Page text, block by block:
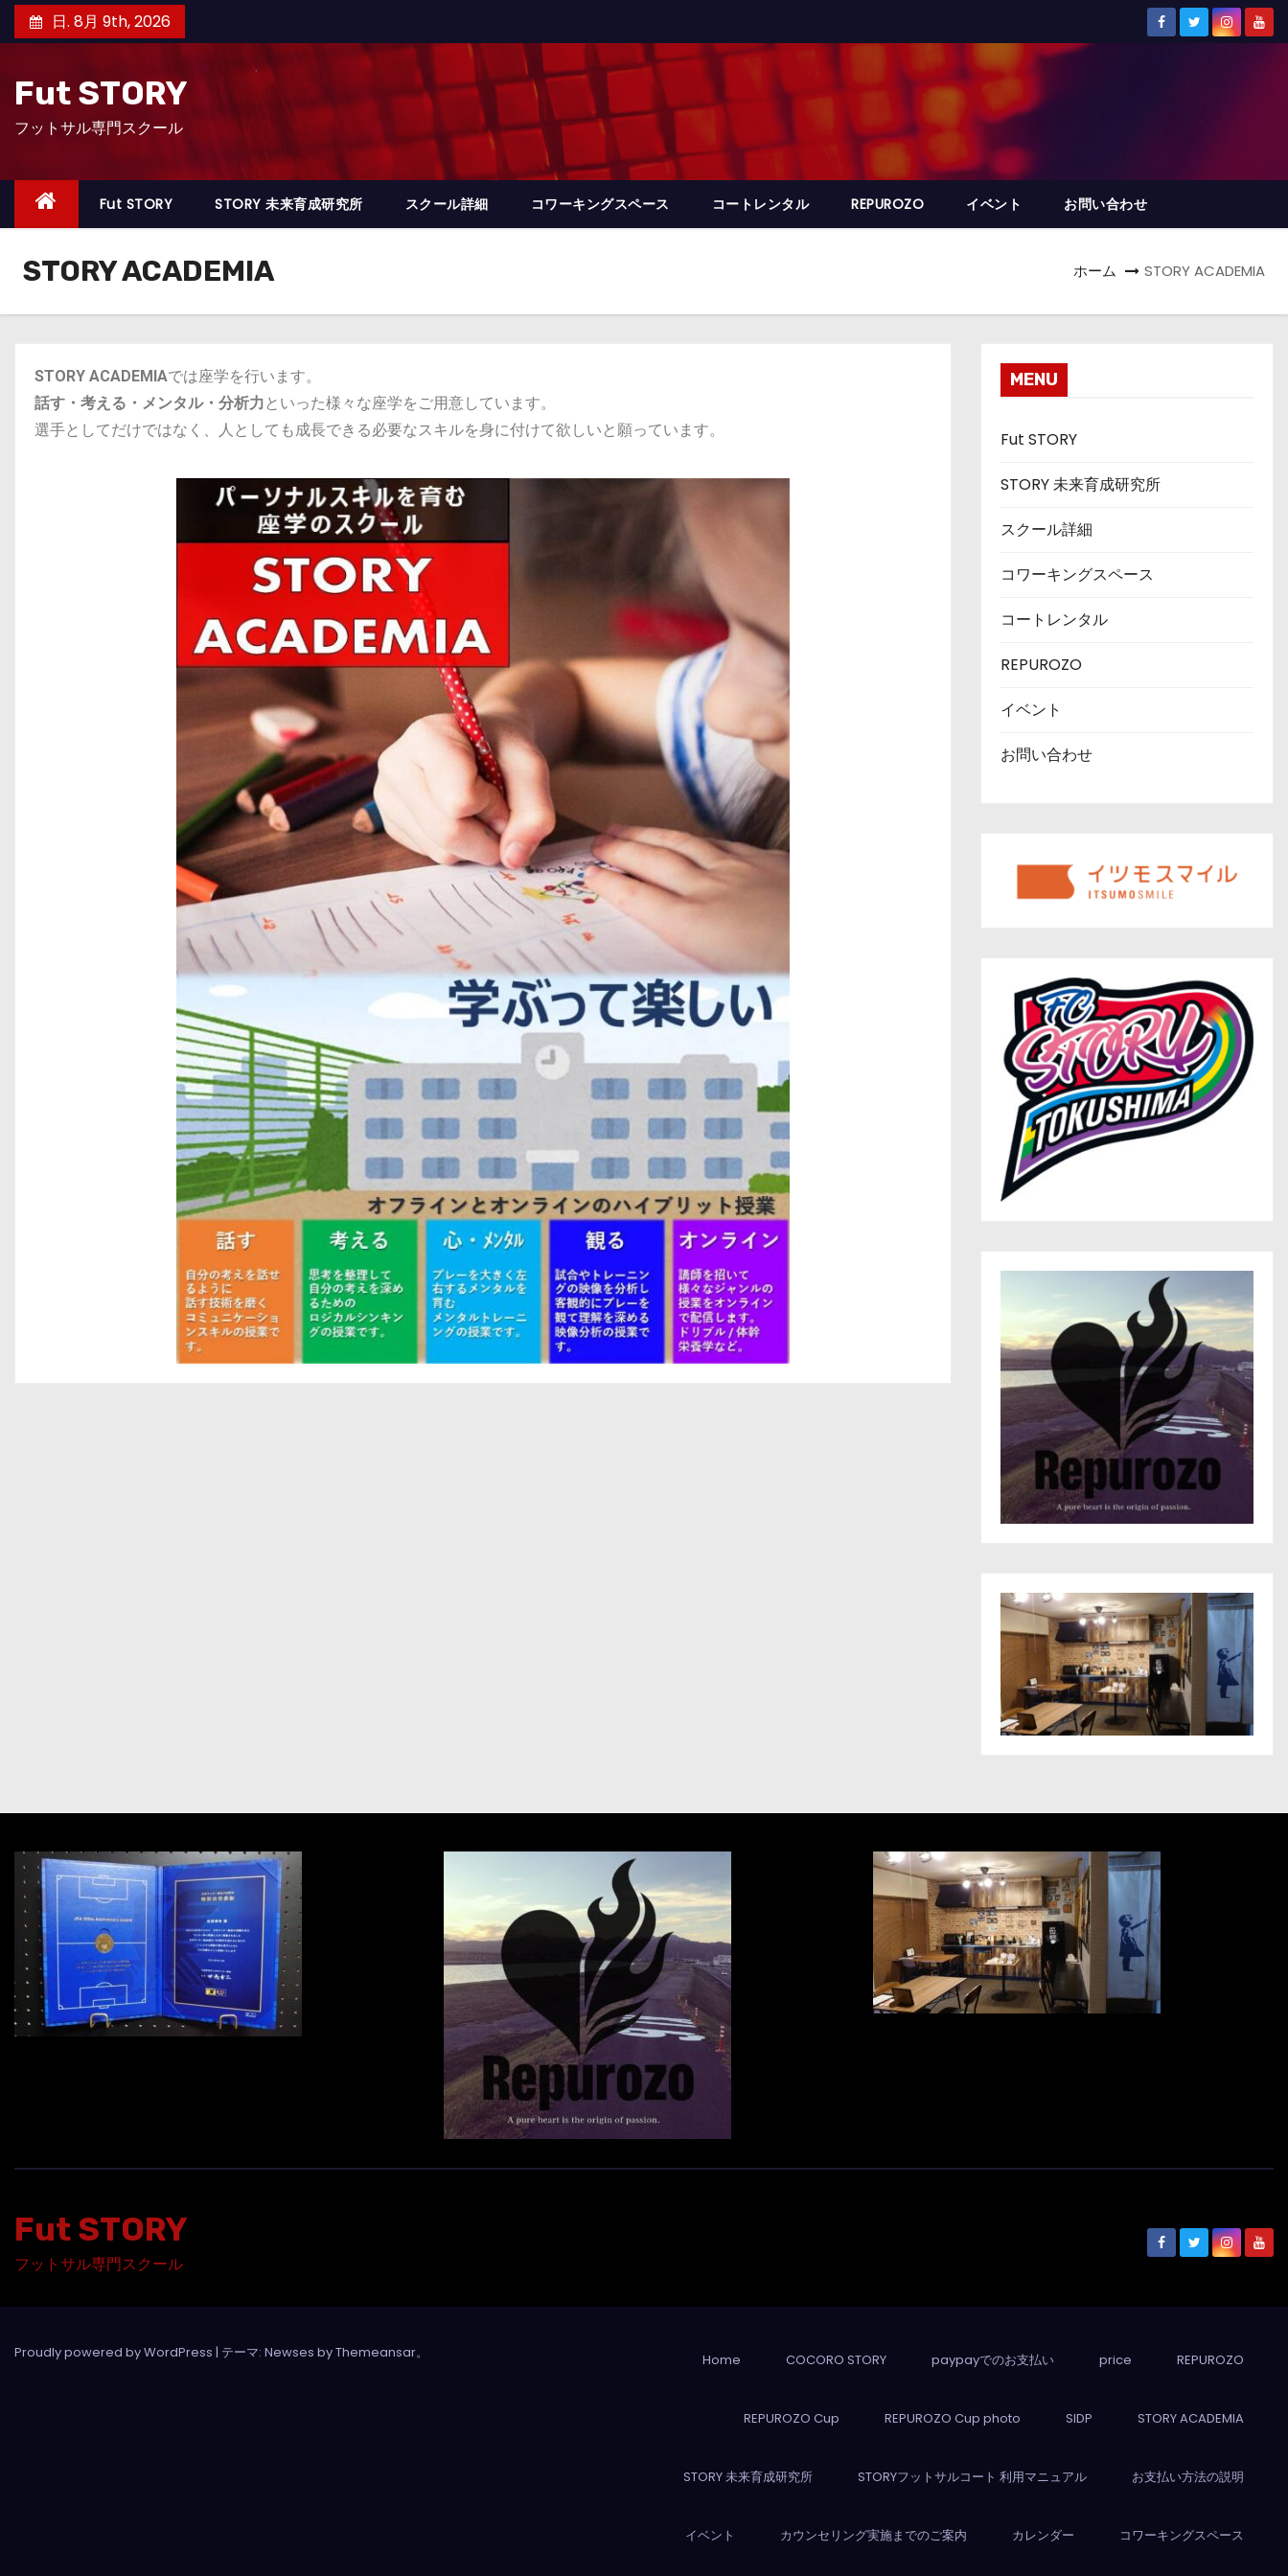
日. 8月 9th, 2026
Fut STORY
フットサル専門スクール
Fut STORY STORY 未来育成研究所 スクール詳細 コワーキングスペース コートレンタル REPUROZO イベント お問い合わせ
STORY ACADEMIA ホーム STORY ACADEMIA
STORY ACADEMIAでは座学を行います。
話す・考える・メンタル・分析力 といった様々な座学をご用意しています。
選手としてだけではなく、人としても成長できる必要なスキルを身に付けて欲しいと願っています。
MENU
Fut STORY
STORY 未来育成研究所
スクール詳細
コワーキングスペース
コートレンタル
REPUROZO
イベント
お問い合わせ
Fut STORY
フットサル専門スクール
Proudly powered by WordPress | テーマ: Newses byThemeansar。 Home COCORO STORY paypayでのお支払い price REPUROZO
REPUROZO Cup REPUROZO Cup photo SIDP STORY ACADEMIA
STORY 未来育成研究所 STORYフットサルコート 利用マニュアル お支払い方法の説明
イベント カウンセリング実施までのご案内 カレンダー コワーキングスペース